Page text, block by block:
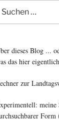
nach:
dieses Blog ...
das hier
zur
meine
Form